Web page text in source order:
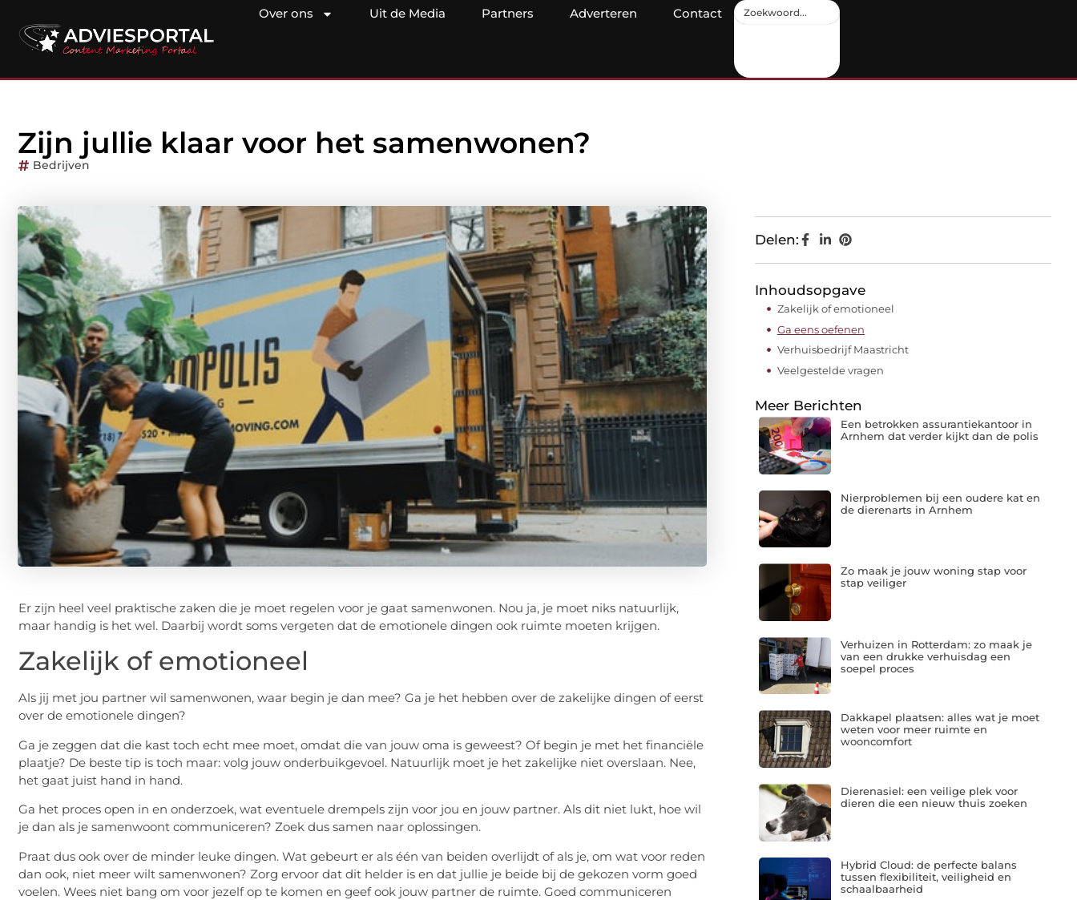
Over ons Uit de Media Partners Adverteren Contact
Zijn jullie klaar voor het samenwonen?
Bedrijven
Er zijn heel veel praktische zaken die je moet regelen voor je gaat samenwonen. Nou ja, je moet niks natuurlijk,
maar handig is het wel. Daarbij wordt soms vergeten dat de emotionele dingen ook ruimte moeten krijgen.
Zakelijk of emotioneel
Als jij met jou partner wil samenwonen, waar begin je dan mee? Ga je het hebben over de zakelijke dingen of eerst
over de emotionele dingen?
Ga je zeggen dat die kast toch echt mee moet, omdat die van jouw oma is geweest? Of begin je met het financiële
plaatje? De beste tip is toch maar: volg jouw onderbuikgevoel. Natuurlijk moet je het zakelijke niet overslaan. Nee,
het gaat juist hand in hand.
Ga het proces open in en onderzoek, wat eventuele drempels zijn voor jou en jouw partner. Als dit niet lukt, hoe wil
je dan als je samenwoont communiceren? Zoek dus samen naar oplossingen.
Praat dus ook over de minder leuke dingen. Wat gebeurt er als één van beiden overlijdt of als je, om wat voor reden
dan ook, niet meer wilt samenwonen? Zorg ervoor dat dit helder is en dat jullie je beide bij de gekozen vorm goed
voelen. Wees niet bang om voor jezelf op te komen en geef ook jouw partner de ruimte. Goed communiceren
Delen:
Inhoudsopgave
Zakelijk of emotioneel
Ga eens oefenen
Verhuisbedrijf Maastricht
Veelgestelde vragen
Meer Berichten
Een betrokken assurantiekantoor in
Arnhem dat verder kijkt dan de polis
Nierproblemen bij een oudere kat en
de dierenarts in Arnhem
Zo maak je jouw woning stap voor
stap veiliger
Verhuizen in Rotterdam: zo maak je
van een drukke verhuisdag een
soepel proces
Dakkapel plaatsen: alles wat je moet
weten voor meer ruimte en
wooncomfort
Dierenasiel: een veilige plek voor
dieren die een nieuw thuis zoeken
Hybrid Cloud: de perfecte balans
tussen flexibiliteit, veiligheid en
schaalbaarheid